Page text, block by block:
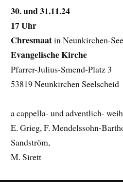
30. und 31.11.24
17 Uhr
Chresmaatin Neunkirchen-
Evangelische Kirche
Pfarrer-Julius-Smend-Platz 3
53819 Neunkirchen Seelscheid
a cappella- und adventlich-
E. Grieg, F. Mendelssohn-
Sandström,
M. Sirett